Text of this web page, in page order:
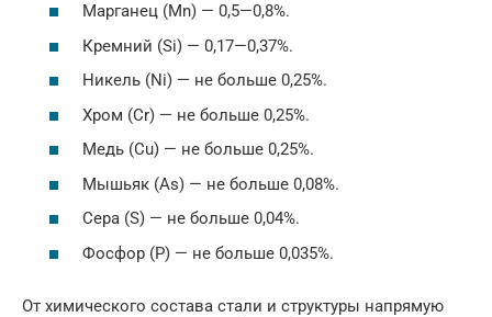
Марганец (Mn) — 0,5—0,8%.
Кремний (Si) — 0,17—0,37%.
Никель (Ni) — не больше 0,25%.
Хром (Cr) — не больше 0,25%.
Медь (Cu) — не больше 0,25%.
Мышьяк (As) — не больше 0,08%.
Сера (S) — не больше 0,04%.
Фосфор (P) — не больше 0,035%.
От химического состава стали и структуры напрямую